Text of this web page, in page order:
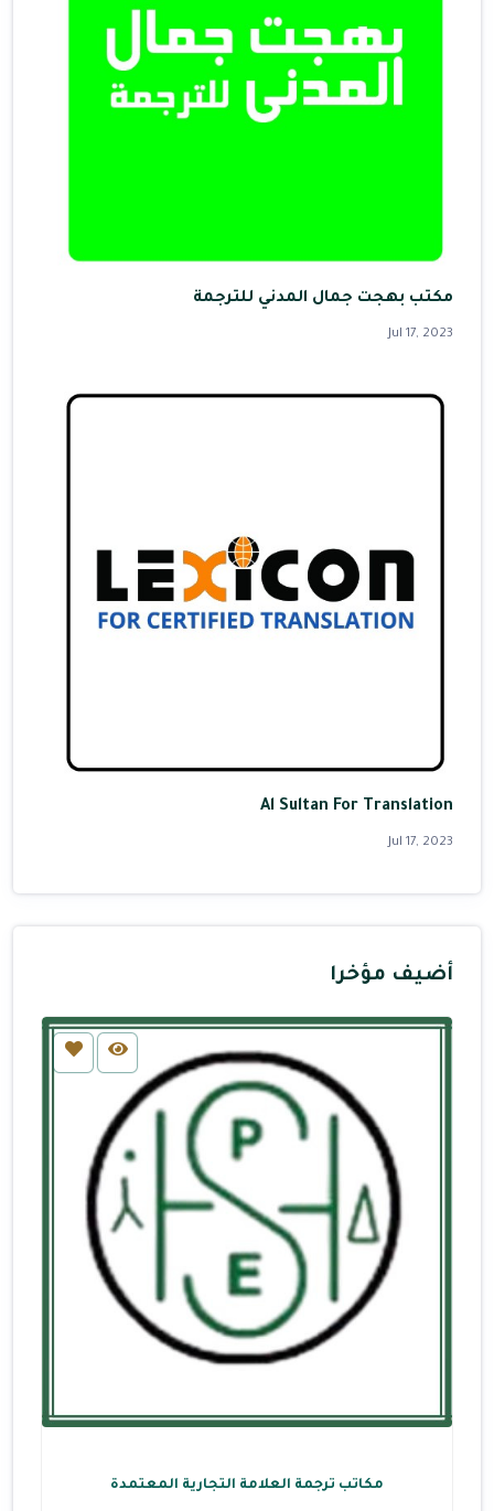
مكتب بهجت جمال المدني للترجمة
Jul 17, 2023
Al Sultan For Translation
Jul 17, 2023
أضيف مؤخرا
مكاتب ترجمة العلامة التجارية المعتمدة